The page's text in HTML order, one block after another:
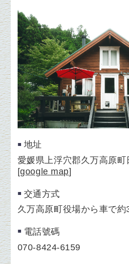
地址
愛媛県上浮穴郡久万高原町
[google map]
交通方式
久万高原町役場から車で約
電話號碼
070-8424-6159